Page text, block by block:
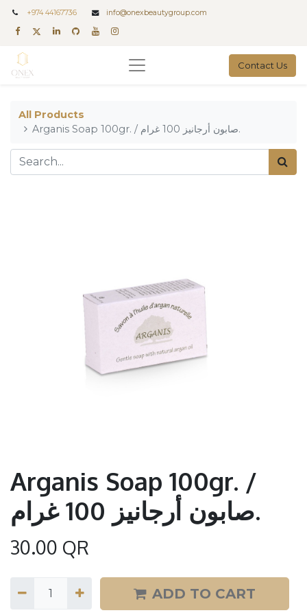
+974 44167736 info@onexbeautygroup.com
Contact Us
All Products
Arganis Soap 100gr. / صابون أرجانيز 100 غرام.
Arganis Soap 100gr. /
صابون أرجانيز 100 غرام.
30.00 QR
ADD TO CART